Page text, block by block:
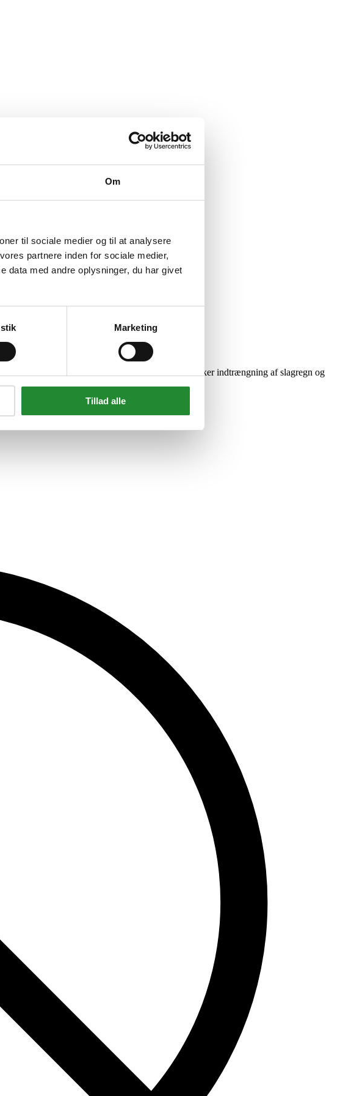
Om
til sociale medier og til at analysere
partnere inden for sociale medier,
data med andre oplysninger, du har givet
Marketing
Tillad alle
overlæg som et fugebånd, er så tæt at den modvirker indtrængning af slagregn og
MAIL <br...